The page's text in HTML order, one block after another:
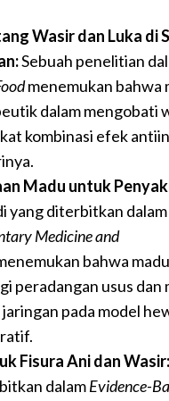
Wasir dan Luka di
Sebuah penelitian
menemukan bahwa
dalam mengobati
kombinasi efek
Madu untuk
yang diterbitkan dalam
Medicine and
bahwa
peradangan usus dan
pada model
Fisura Ani dan Wasir:
dalamEvidence-